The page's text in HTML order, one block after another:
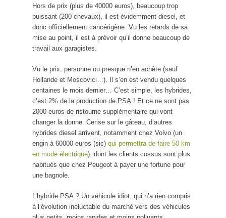
Hors de prix (plus de 40000 euros), beaucoup trop
puissant (200 chevaux), il est évidemment diesel, et
donc officiellement cancérigène. Vu les retards de sa
mise au point, il est à prévoir qu’il donne beaucoup de
travail aux garagistes.
Vu le prix, personne ou presque n’en achète (sauf
Hollande et Moscovici…). Il s’en est vendu quelques
centaines le mois dernier… C’est simple, les hybrides,
c’est 2% de la production de PSA ! Et ce ne sont pas
2000 euros de ristourne supplémentaire qui vont
changer la donne. Cerise sur le gâteau, d’autres
hybrides diesel arrivent, notamment chez Volvo (un
engin à 60000 euros (sic) qui permettra de faire 50 km
en mode électrique), dont les clients cossus sont plus
habitués que chez Peugeot à payer une fortune pour
une bagnole.
L’hybride PSA ? Un véhicule idiot, qui n’a rien compris
à l’évolution inéluctable du marché vers des véhicules